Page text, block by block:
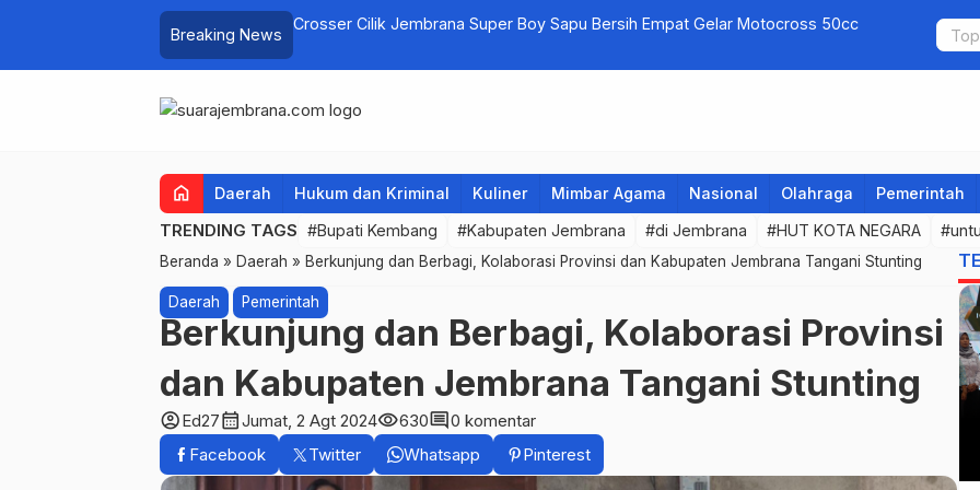
Breaking News
Crosser Cilik Jembrana Super Boy Sapu Bersih Empat Gelar Motocross 50cc Jembrana
home Daerah Hukum dan Kriminal Kuliner Mimbar Agama Nasional Olahraga Pemerintah
TRENDING TAGS #Bupati Kembang #Kabupaten Jembrana #di Jembrana #HUT KOTA NEGARA
Beranda » Daerah » Berkunjung dan Berbagi, Kolaborasi Provinsi dan Kabupaten Jembrana Tangani Stunting
Daerah Pemerintah
Berkunjung dan Berbagi, Kolaborasi Provinsi
dan Kabupaten Jembrana Tangani Stunting
account_circleEd27calendar_monthJumat, 2 Agt 2024visibility630comment0 komentar
Facebook
Twitter Whatsapp Pinterest